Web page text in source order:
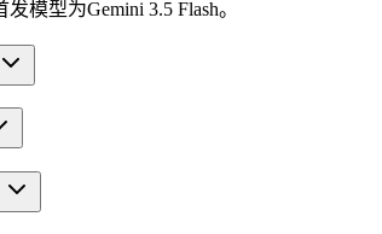
模型为Gemini 3.5 Flash。